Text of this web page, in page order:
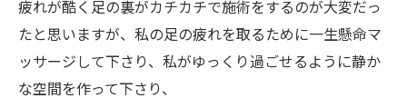
疲れが酷く足の裏がカチカチで施術をするのが大変だっ
たと思いますが、私の足の疲れを取るために一生懸命マ
ッサージして下さり、私がゆっくり過ごせるように静か
な空間を作って下さり、